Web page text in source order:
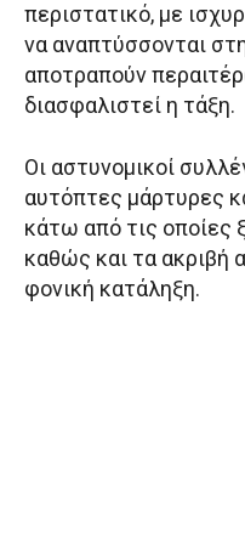
περιστατικό, με
να αναπτύσσονται
αποτραπούν
διασφαλιστεί η τάξη.
Οι αστυνομικοί
αυτόπτες μάρτυρες
κάτω από τις οποίες
καθώς και τα ακριβή
φονική κατάληξη.